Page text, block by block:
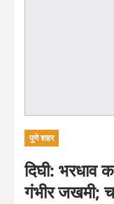
पुणे शहर
दिघी: भरधाव
गंभीर जखमी;